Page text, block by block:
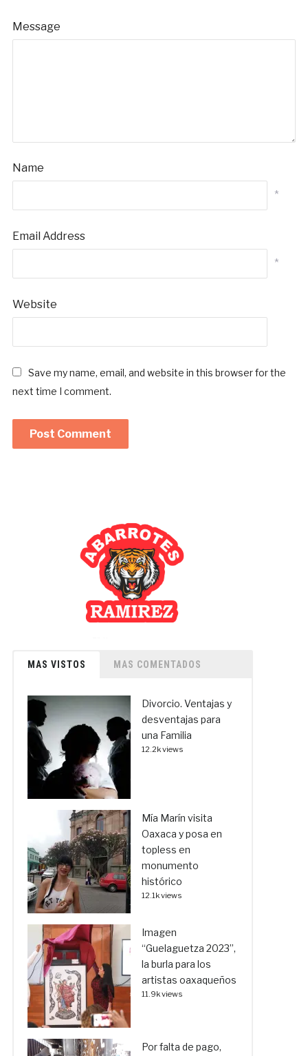
Message
Name
*
Email Address
*
Website
Save my name, email, and website in this browser for the
next time I comment.
MAS VISTOS MAS COMENTADOS
Divorcio. Ventajas y
desventajas para
una Familia
12.2k views
Mía Marín visita
Oaxaca y posa en
topless en
monumento
histórico
12.1k views
Imagen
“Guelaguetza 2023”,
la burla para los
artistas oaxaqueños
11.9k views
Por falta de pago,